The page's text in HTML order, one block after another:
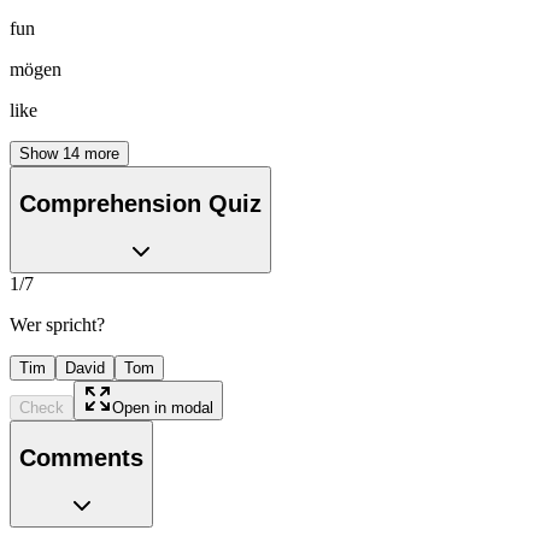
fun
mögen
like
Show 14 more
Comprehension Quiz
1/7
Wer spricht?
Tim David Tom
Check Open in modal
Comments